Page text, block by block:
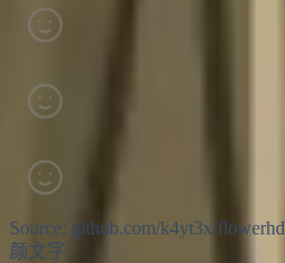
Source: github.com/k4yt3x/flowerhd
颜文字